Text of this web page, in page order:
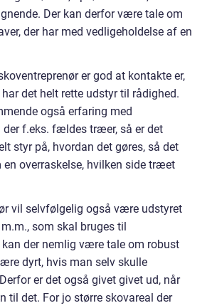
Der kan derfor være tale om
der har med vedligeholdelse af en
er god at kontakte er,
det helt rette udstyr til rådighed.
også erfaring med
der f.eks. fældes træer, så er det
styr på, hvordan det gøres, så det
en overraskelse, hvilken side træet
vil selvfølgelig også være udstyret
som skal bruges til
kan der nemlig være tale om robust
dyrt, hvis man selv skulle
er det også givet givet ud, når
til det. For jo større skovareal der